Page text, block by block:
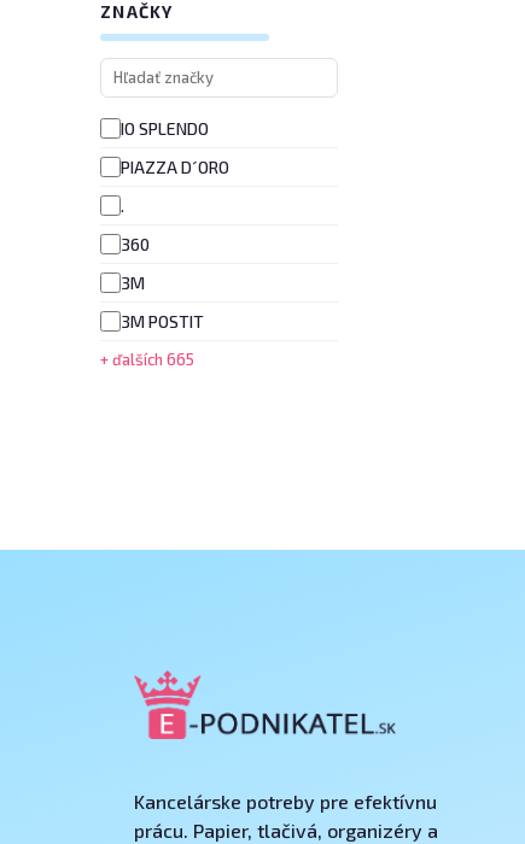
ZNAČKY
IO SPLENDO
PIAZZA D´ORO
.
360
3M
3M POSTIT
+ ďalších 665
Kancelárske potreby pre efektívnu
prácu. Papier, tlačivá, organizéry a